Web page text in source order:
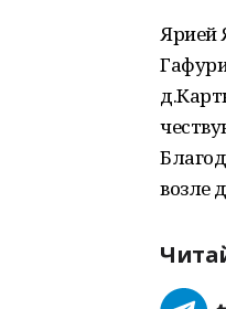
Ярией
возле